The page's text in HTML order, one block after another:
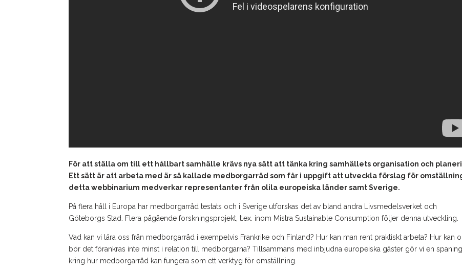
För att ställa om till ett hållbart samhälle krävs nya sätt att tänka kring samhällets organisation och
Ett sätt är att arbeta med är så kallade medborgarråd som får i uppgift att utveckla förslag för
detta webbinarium medverkar representanter från olila europeiska länder samt Sverige.
På flera håll i Europa har medborgarråd testats och i Sverige utforskas det av bland andra Livsmedelsverket och
Göteborgs Stad. Flera pågående forskningsprojekt, t.ex. inom Mistra Sustainable Consumption följer denna utveckling.
Vad kan vi lära oss från medborgarråd i exempelvis Frankrike och Finland? Hur kan man rent praktiskt arbeta? Hur kan
bör det förankras inte minst i relation till medborgarna? Tillsammans med inbjudna europeiska gäster gör vi en spaning
kring hur medborgarråd kan fungera som ett verktyg för omställning.